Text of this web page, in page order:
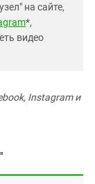
на сайте,
*,
видео
Instagram и